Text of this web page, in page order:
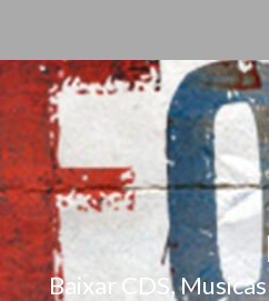
Baixar CDS,